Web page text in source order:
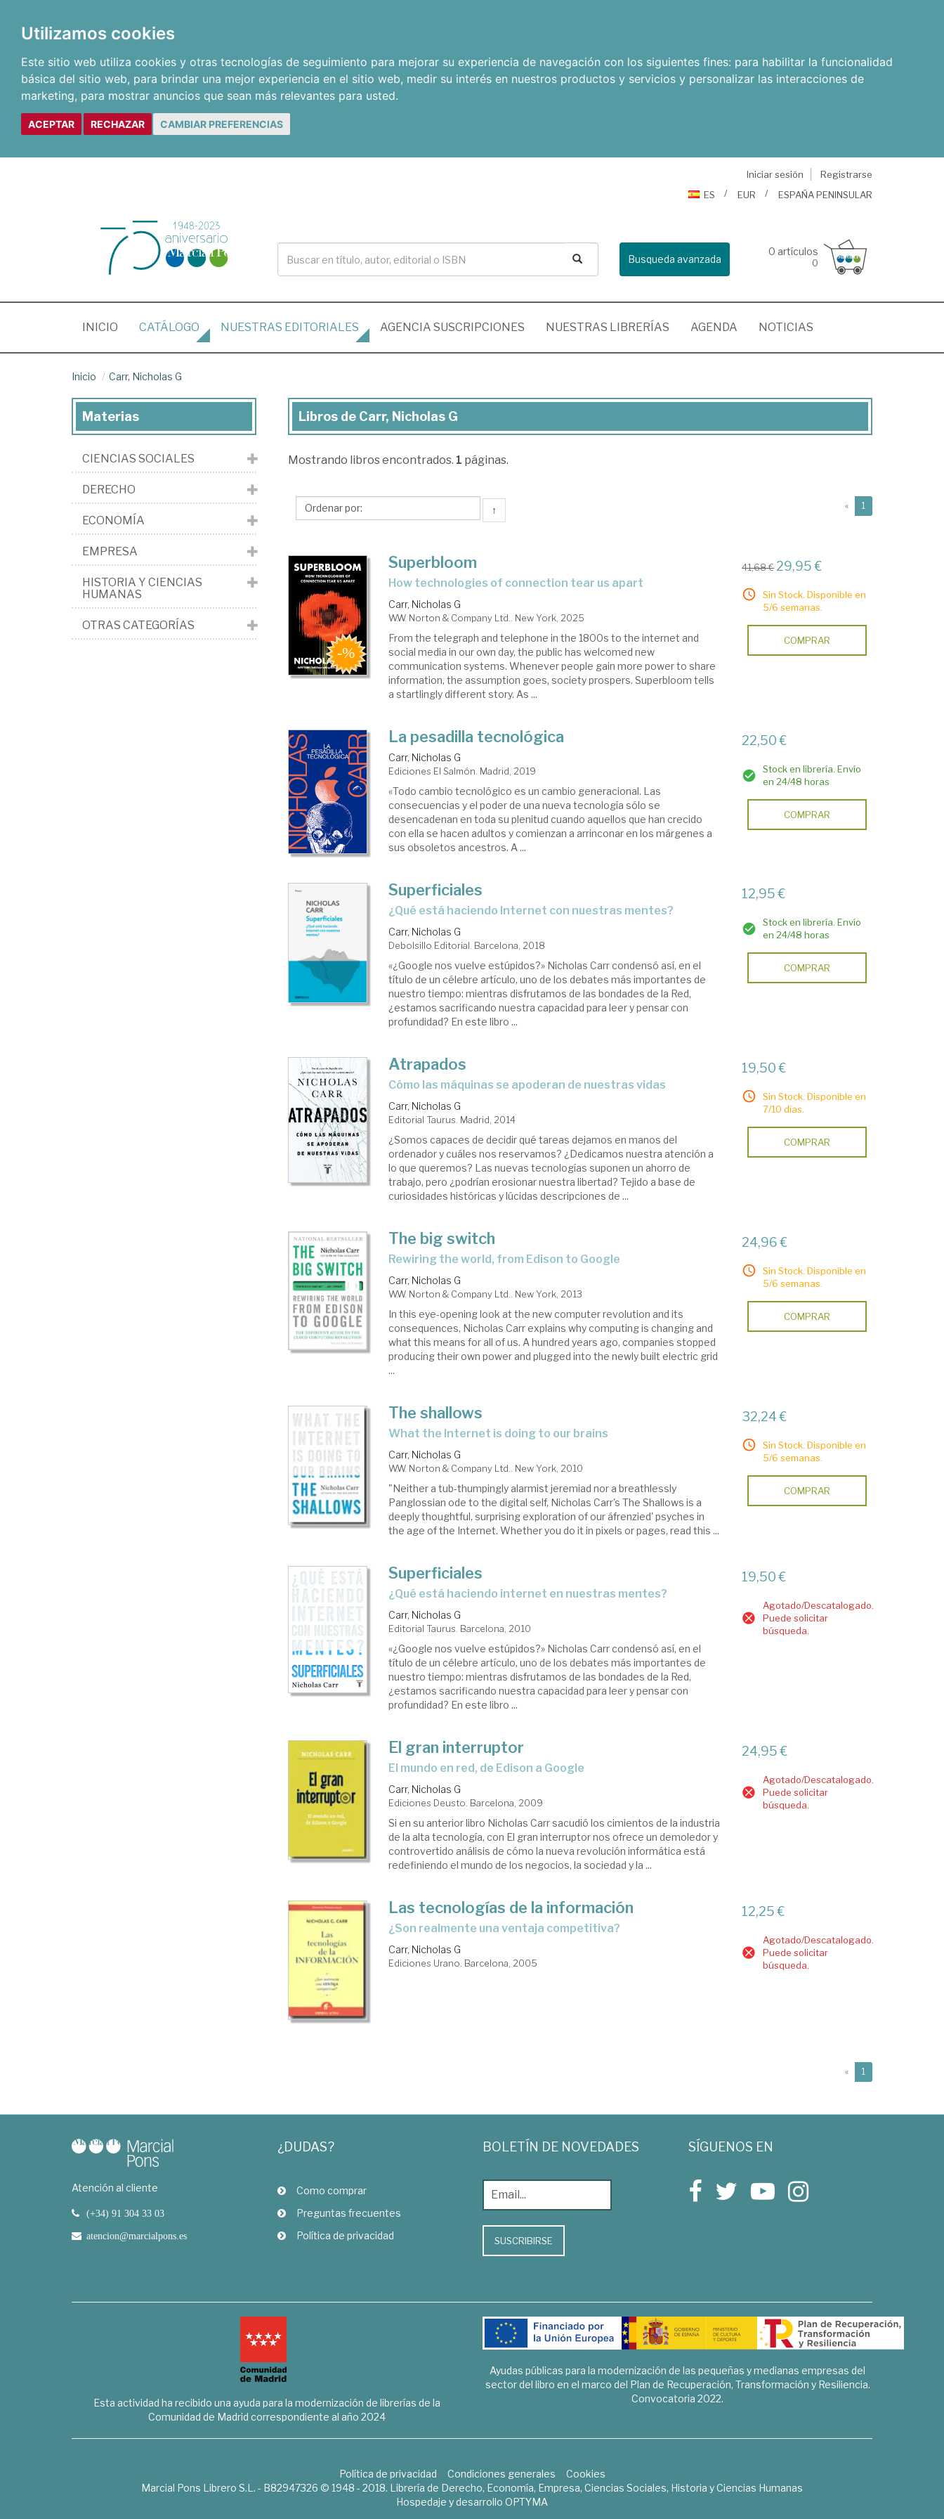
Utilizamos cookies
Este sitio web utiliza cookies y otras tecnologías de seguimiento para mejorar su experiencia de navegación con los siguientes fines: para habilitar la funcionalidad
básica del sitio web, para brindar una mejor experiencia en el sitio web, medir su interés en nuestros productos y servicios y personalizar las interacciones de
marketing, para mostrar anuncios que sean más relevantes para usted.
ACEPTAR RECHAZAR CAMBIAR PREFERENCIAS
Iniciar sesión
Registrarse
ES
EUR ESPAÑA PENINSULAR
Busqueda avanzada
0 artículos
0
INICIO (CURRENT)
CATÁLOGO NUESTRAS EDITORIALES AGENCIA SUSCRIPCIONES NUESTRAS LIBRERÍAS AGENDA NOTICIAS
Inicio Carr, Nicholas G
Libros
Carr,
Libros de Carr, Nicholas G
Mostrando libros encontrados. 1 páginas.
↑ « 1
Superbloom
how technologies of connection tear us apart
Carr, Nicholas G
W.W. Norton & Company Ltd.. New York, 2025
From the telegraph and telephone in the 1800s to the internet and
social media in our own day, the public has welcomed new
communication systems. Whenever people gain more power to share
information, the assumption goes, society prospers. Superbloom tells
a startlingly different story. As ...
41,68 € 29,95 €
Sin Stock. Disponible en
5/6 semanas.
COMPRAR
La pesadilla tecnológica
Carr, Nicholas G
Ediciones El Salmón. Madrid, 2019
«Todo cambio tecnológico es un cambio generacional. Las
consecuencias y el poder de una nueva tecnología sólo se
desencadenan en toda su plenitud cuando aquellos que han crecido
con ella se hacen adultos y comienzan a arrinconar en los márgenes a
sus obsoletos ancestros. A ...
22,50 €
Stock en librería. Envío
en 24/48 horas
COMPRAR
Superficiales
¿qué está haciendo Internet con nuestras mentes?
Carr, Nicholas G
Debolsillo Editorial. Barcelona, 2018
«¿Google nos vuelve estúpidos?» Nicholas Carr condensó así, en el
título de un célebre artículo, uno de los debates más importantes de
nuestro tiempo: mientras disfrutamos de las bondades de la Red,
¿estamos sacrificando nuestra capacidad para leer y pensar con
profundidad? En este libro ...
12,95 €
Stock en librería. Envío
en 24/48 horas
COMPRAR
Atrapados
cómo las máquinas se apoderan de nuestras vidas
Carr, Nicholas G
Editorial Taurus. Madrid, 2014
¿Somos capaces de decidir qué tareas dejamos en manos del
ordenador y cuáles nos reservamos? ¿Dedicamos nuestra atención a
lo que queremos? Las nuevas tecnologías suponen un ahorro de
trabajo, pero ¿podrían erosionar nuestra libertad? Tejido a base de
curiosidades históricas y lúcidas descripciones de ...
19,50 €
Sin Stock. Disponible en
7/10 días.
COMPRAR
The big switch
rewiring the world, from Edison to Google
Carr, Nicholas G
W.W. Norton & Company Ltd.. New York, 2013
In this eye-opening look at the new computer revolution and its
consequences, Nicholas Carr explains why computing is changing and
what this means for all of us. A hundred years ago, companies stopped
producing their own power and plugged into the newly built electric grid
...
24,96 €
Sin Stock. Disponible en
5/6 semanas.
COMPRAR
The shallows
what the Internet is doing to our brains
Carr, Nicholas G
W.W. Norton & Company Ltd.. New York, 2010
"Neither a tub-thumpingly alarmist jeremiad nor a breathlessly
Panglossian ode to the digital self, Nicholas Carr's The Shallows is a
deeply thoughtful, surprising exploration of our áfrenzied' psyches in
the age of the Internet. Whether you do it in pixels or pages, read this ...
32,24 €
Sin Stock. Disponible en
5/6 semanas.
COMPRAR
Superficiales
¿qué está haciendo internet en nuestras mentes?
Carr, Nicholas G
Editorial Taurus. Barcelona, 2010
«¿Google nos vuelve estúpidos?» Nicholas Carr condensó así, en el
título de un célebre artículo, uno de los debates más importantes de
nuestro tiempo: mientras disfrutamos de las bondades de la Red,
¿estamos sacrificando nuestra capacidad para leer y pensar con
profundidad? En este libro ...
19,50 €
Agotado/Descatalogado.
Puede solicitar
búsqueda.
El gran interruptor
el mundo en red, de Edison a Google
Carr, Nicholas G
Ediciones Deusto. Barcelona, 2009
Si en su anterior libro Nicholas Carr sacudió los cimientos de la industria
de la alta tecnología, con El gran interruptor nos ofrece un demoledor y
controvertido análisis de cómo la nueva revolución informática está
redefiniendo el mundo de los negocios, la sociedad y la ...
24,95 €
Agotado/Descatalogado.
Puede solicitar
búsqueda.
Las tecnologías de la información
¿son realmente una ventaja competitiva?
Carr, Nicholas G
Ediciones Urano. Barcelona, 2005
12,25 €
Agotado/Descatalogado.
Puede solicitar
búsqueda.
« 1
Materias
CIENCIAS SOCIALES
DERECHO
ECONOMÍA
EMPRESA
HISTORIA Y CIENCIAS
HUMANAS
OTRAS CATEGORÍAS
Atención al cliente
(+34) 91 304 33 03
atencion@marcialpons.es
¿DUDAS?
Como comprar
Preguntas frecuentes
Política de privacidad
BOLETÍN DE NOVEDADES
SUSCRIBIRSE
SÍGUENOS EN
Esta actividad ha recibido una ayuda para la modernización de librerías de la
Comunidad de Madrid correspondiente al año 2024
Ayudas públicas para la modernización de las pequeñas y medianas empresas del
sector del libro en el marco del Plan de Recuperación, Transformación y Resiliencia.
Convocatoria 2022.
Política de privacidad Condiciones generales
Cookies
Marcial Pons Librero S.L. - B82947326 © 1948 - 2018. Librería de Derecho, Economía, Empresa, Ciencias Sociales, Historia y Ciencias Humanas
Hospedaje y desarrollo OPTYMA